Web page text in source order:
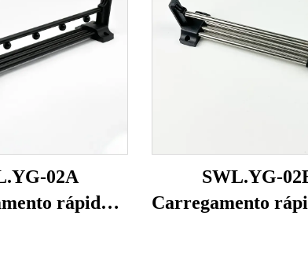
02A
rápido
SWL.YG-
Carregamento